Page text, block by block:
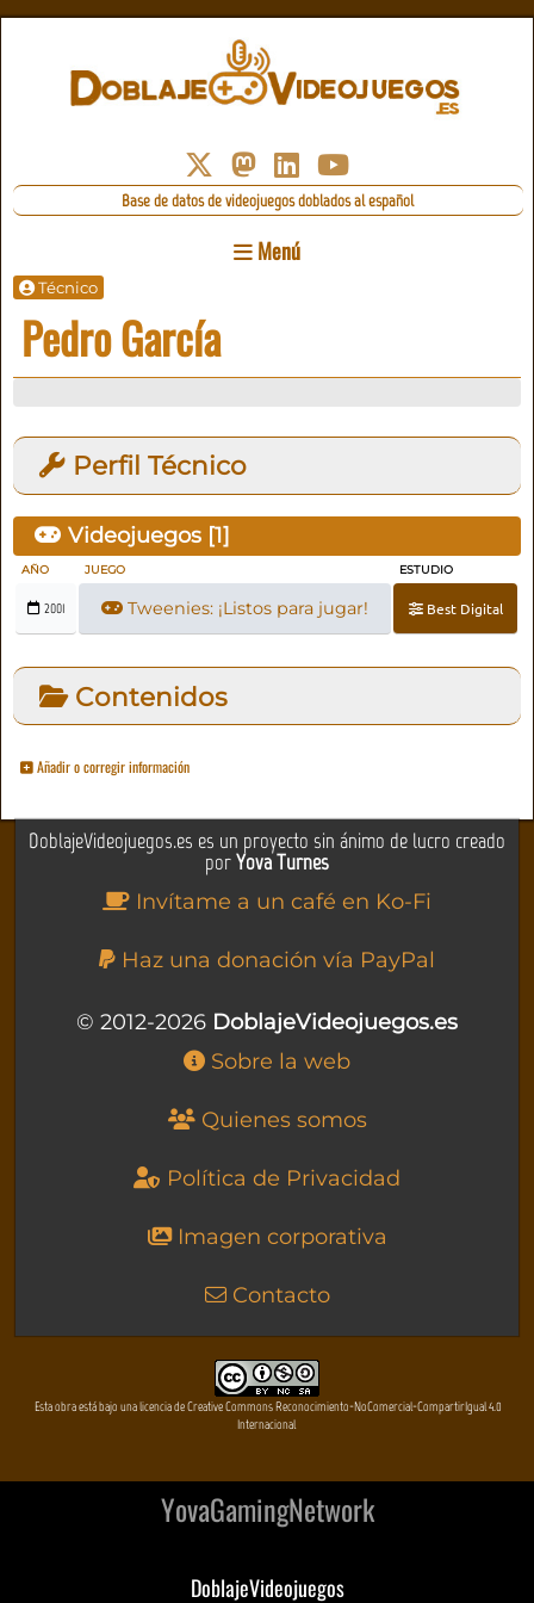
Base de datos de videojuegos doblados al español
Menú
Técnico
Pedro García
Perfil Técnico
Videojuegos [1]
AÑO JUEGO ESTUDIO
2001 Tweenies: ¡Listos para jugar! Best Digital
Contenidos
Añadir o corregir información
DoblajeVideojuegos.es es un proyecto sin ánimo de lucro creado
porYova Turnes
Invítame a un café en Ko-Fi
Haz una donación vía PayPal
© 2012-2026 DoblajeVideojuegos.es
Sobre la web
Quienes somos
Política de Privacidad
Imagen corporativa
Contacto
Esta obra está bajo una licencia de Creative Commons Reconocimiento-NoComercial-CompartirIgual 4.0
Internacional
YovaGamingNetwork
DoblajeVideojuegos